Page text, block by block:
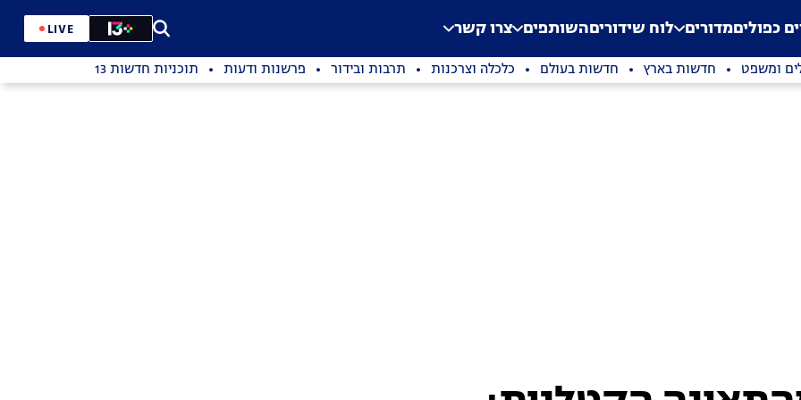
Application error: a
. כפוליםמדורים לוח שידוריםהשותפים צרו קשר LIVE
ומשפט חדשות בארץ חדשות בעולם כלכלה וצרכנות תרבות ובידור פרשנות ודעות תוכניות חדשות 13